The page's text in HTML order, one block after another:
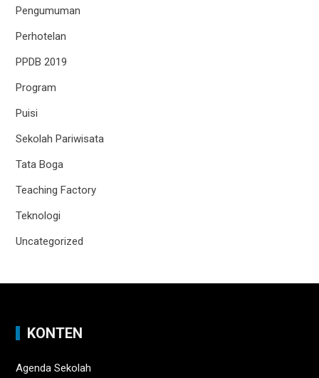
Pengumuman
Perhotelan
PPDB 2019
Program
Puisi
Sekolah Pariwisata
Tata Boga
Teaching Factory
Teknologi
Uncategorized
KONTEN
Agenda Sekolah